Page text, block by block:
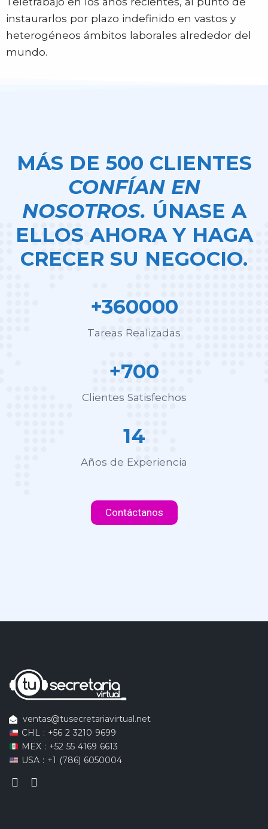
instaurarlos por plazo indefinido en vastos y
heterogéneos ámbitos laborales alrededor del
mundo.
MÁS DE 500 CLIENTES
CONFÍAN EN
NOSOTROS. ÚNASE A
ELLOS AHORA Y HAGA
CRECER SU NEGOCIO.
+360000
Tareas Realizadas
+700
Clientes Satisfechos
14
Años de Experiencia
Contáctanos
ventas@tusecretariavirtual.net
CHL : +56 2 3210 9699
MEX : +52 55 4169 6613
USA : +1 (786) 6050004